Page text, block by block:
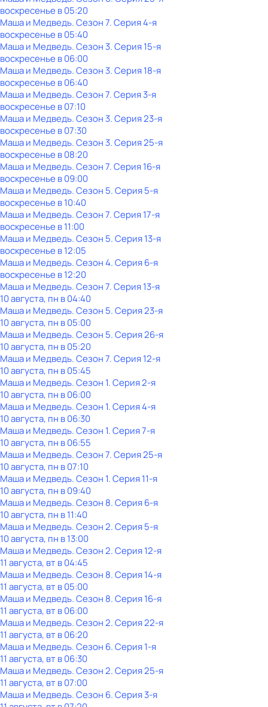
воскресенье в05:20
Маша и Медведь. Сезон 7. Серия 4-я
воскресенье в05:40
Маша и Медведь. Сезон 3. Серия 15-я
воскресенье в06:00
Маша и Медведь. Сезон 3. Серия 18-я
воскресенье в06:40
Маша и Медведь. Сезон 7. Серия 3-я
воскресенье в07:10
Маша и Медведь. Сезон 3. Серия 23-я
воскресенье в07:30
Маша и Медведь. Сезон 3. Серия 25-я
воскресенье в08:20
Маша и Медведь. Сезон 7. Серия 16-я
воскресенье в09:00
Маша и Медведь. Сезон 5. Серия 5-я
воскресенье в10:40
Маша и Медведь. Сезон 7. Серия 17-я
воскресенье в11:00
Маша и Медведь. Сезон 5. Серия 13-я
воскресенье в12:05
Маша и Медведь. Сезон 4. Серия 6-я
воскресенье в12:20
Маша и Медведь. Сезон 7. Серия 13-я
10 августа, пн в 04:40
Маша и Медведь. Сезон 5. Серия 23-я
10 августа, пн в 05:00
Маша и Медведь. Сезон 5. Серия 26-я
10 августа, пн в 05:20
Маша и Медведь. Сезон 7. Серия 12-я
10 августа, пн в 05:45
Маша и Медведь. Сезон 1. Серия 2-я
10 августа, пн в 06:00
Маша и Медведь. Сезон 1. Серия 4-я
10 августа, пн в 06:30
Маша и Медведь. Сезон 1. Серия 7-я
10 августа, пн в 06:55
Маша и Медведь. Сезон 7. Серия 25-я
10 августа, пн в 07:10
Маша и Медведь. Сезон 1. Серия 11-я
10 августа, пн в 09:40
Маша и Медведь. Сезон 8. Серия 6-я
10 августа, пн в 11:40
Маша и Медведь. Сезон 2. Серия 5-я
10 августа, пн в 13:00
Маша и Медведь. Сезон 2. Серия 12-я
11 августа, вт в 04:45
Маша и Медведь. Сезон 8. Серия 14-я
11 августа, вт в 05:00
Маша и Медведь. Сезон 8. Серия 16-я
11 августа, вт в 06:00
Маша и Медведь. Сезон 2. Серия 22-я
11 августа, вт в 06:20
Маша и Медведь. Сезон 6. Серия 1-я
11 августа, вт в 06:30
Маша и Медведь. Сезон 2. Серия 25-я
11 августа, вт в 07:00
Маша и Медведь. Сезон 6. Серия 3-я